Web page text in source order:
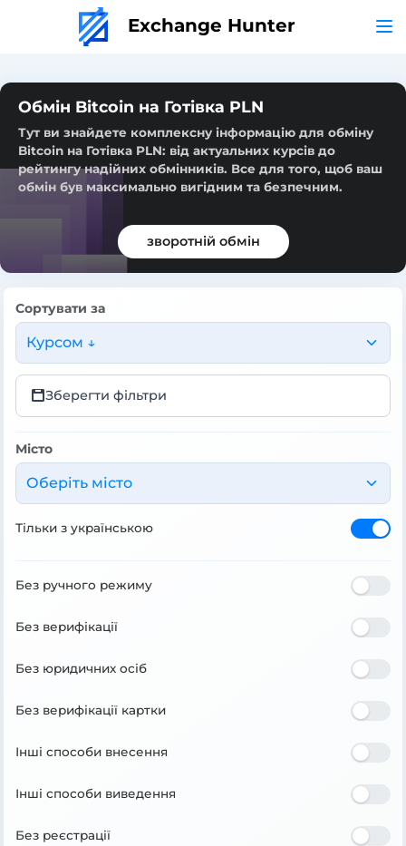
Exchange Hunter
Обмін Bitcoin на Готівка PLN
Тут ви знайдете комплексну інформацію для обміну
Bitcoin на Готівка PLN: від актуальних курсів до
рейтингу надійних обмінників. Все для того, щоб ваш
обмін був максимально вигідним та безпечним.
зворотній обмін
Сортувати за
Курсом ↓
Зберегти фільтри
Місто
Оберіть місто
Тільки з українською
Без ручного режиму
Без верифікації
Без юридичних осіб
Без верифікації картки
Інші способи внесення
Інші способи виведення
Без реєстрації